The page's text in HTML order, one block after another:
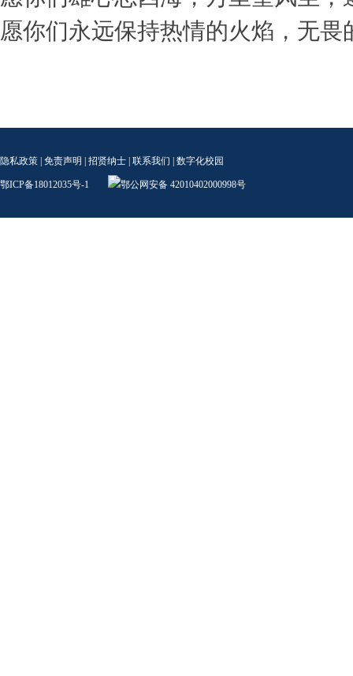
愿你们永远保持热情的火焰，无
隐私政策 免责声明 招贤纳士 联系我们 数字化校园
鄂ICP备18012035号-1 鄂公网安备 42010402000998号